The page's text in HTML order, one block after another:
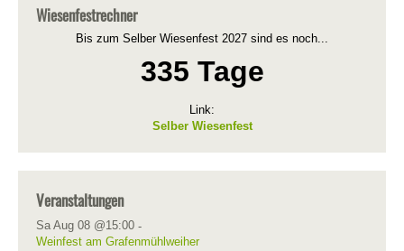
Wiesenfestrechner
Bis zum Selber Wiesenfest 2027 sind es noch...
335 Tage
Link:
Selber Wiesenfest
Veranstaltungen
Sa Aug 08 @15:00 -
Weinfest am Grafenmühlweiher